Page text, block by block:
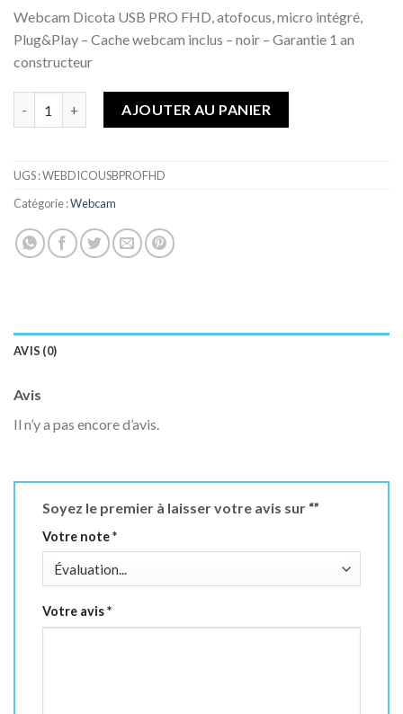
Webcam Dicota USB PRO FHD, atofocus, micro intégré,
Plug&Play – Cache webcam inclus – noir – Garantie 1 an
constructeur
AJOUTER AU PANIER
UGS :WEBDICOUSBPROFHD
Catégorie :Webcam
AVIS (0)
Avis
Il n’y a pas encore d’avis.
Soyez le premier à laisser votre avis sur “”
Votre note*
Votre avis*